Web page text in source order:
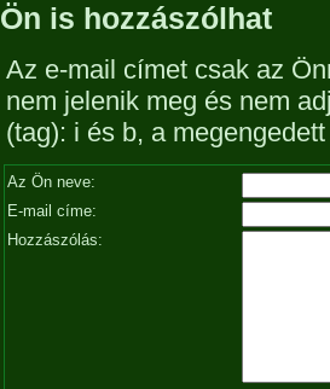
Ön is hozzászólhat
Az e-mail címet csak az
nem jelenik meg és nem
(tag): i és b, a
Az Ön neve:
E-mail címe:
Hozzászólás: